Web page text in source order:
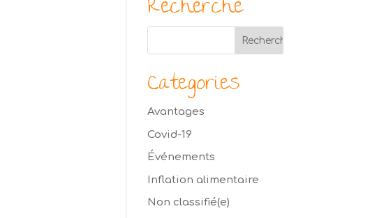
Recherche
Categories
Avantages
Covid-19
Événements
Inflation alimentaire
Non classifié(e)